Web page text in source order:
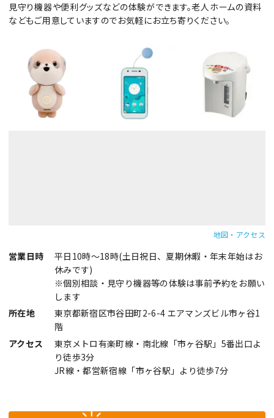
見守り機器や便利グッズなどの体験ができます。老人ホームの資料
などもご用意していますのでお気軽にお立ち寄りください。
地図・アクセス
営業日時
平日10時～18時(土日祝日、夏期休暇・年末年始はお
休みです)
※個別相談・見守り機器等の体験は事前予約をお願い
します
所在地
東京都新宿区市谷田町2-6-4 エアマンズビル市ヶ谷1
階
アクセス
東京メトロ有楽町線・南北線「市ヶ谷駅」5番出口よ
り徒歩3分
JR線・都営新宿線「市ヶ谷駅」より徒歩7分